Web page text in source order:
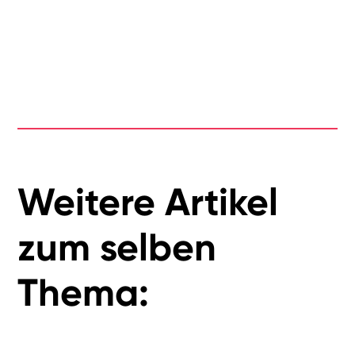
Weitere Artikel
zum selben
Thema: